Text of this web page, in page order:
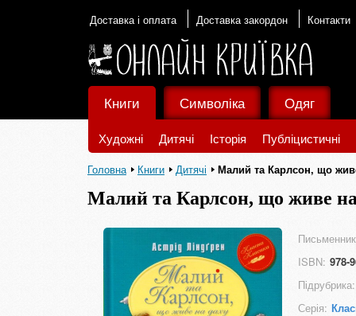
Доставка і оплата Доставка закордон Контакти
Книги
Художні Дитячі Історія Публіцистичні
Символіка Одяг
Головна Книги Дитячі Малий та Карлсон, що
Малий та Карлсон, що живе
ISBN: 978-
Підрубрика:
Серія: